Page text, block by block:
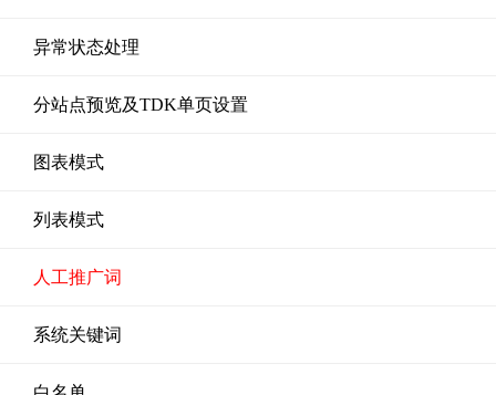
异常状态处理
分站点预览及TDK单页设置
图表模式
列表模式
人工推广词
系统关键词